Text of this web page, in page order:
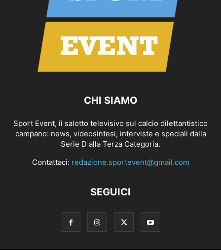
CHI SIAMO
Sport Event, il salotto televisivo sul calcio dilettantistico
campano: news, videosintesi, interviste e speciali dalla
Serie D alla Terza Categoria.
Contattaci: redazione.sportevent@gmail.com
SEGUICI